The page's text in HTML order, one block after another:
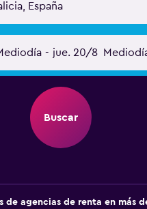
España
- jue. 20/8
Buscar
de agencias de renta en más